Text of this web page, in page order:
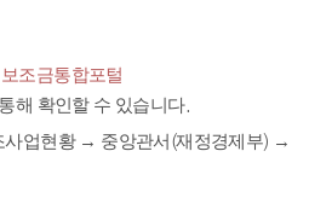
보조금통합포털
해 확인할 수 있습니다.
업현황 → 중앙관서(재정경제부) →